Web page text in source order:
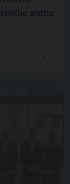
auditu